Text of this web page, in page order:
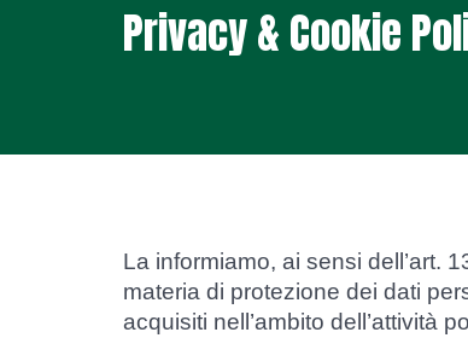
Privacy & Cookie
La informiamo, ai sensi dell’art.
materia di protezione dei dati
acquisiti nell’ambito dell’attività